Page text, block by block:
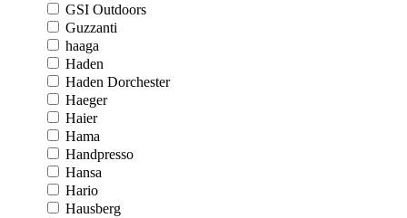
GSI Outdoors
Guzzanti
haaga
Haden
Haden Dorchester
Haeger
Haier
Hama
Handpresso
Hansa
Hario
Hausberg